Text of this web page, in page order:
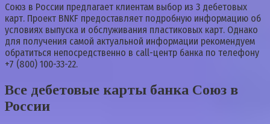
Союз в России предлагает клиентам выбор из 3 дебетовых
карт. Проект BNKF предоставляет подробную информацию об
условиях выпуска и обслуживания пластиковых карт. Однако
для получения самой актуальной информации рекомендуем
обратиться непосредственно в call-центр банка по телефону
+7 (800) 100-33-22.
Все дебетовые карты банка Союз в
России